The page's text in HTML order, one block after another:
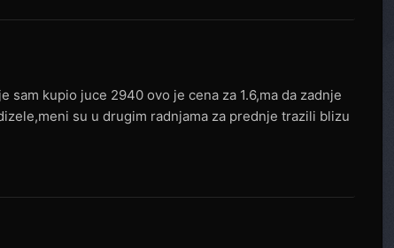
kupio juce 2940 ovo je cena za 1.6,ma da zadnje
su u drugim radnjama za prednje trazili blizu